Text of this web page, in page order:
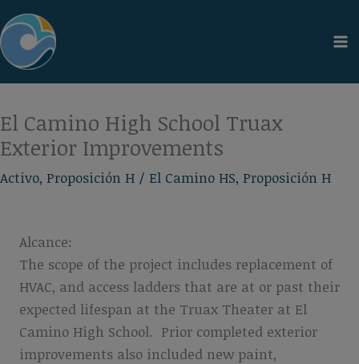
al
contenido
El Camino High School Truax
Exterior Improvements
Activo, Proposición H / El Camino HS, Proposición H
Alcance:
The scope of the project includes replacement of
HVAC, and access ladders that are at or past their
expected lifespan at the Truax Theater at El
Camino High School. Prior completed exterior
improvements also included new paint,